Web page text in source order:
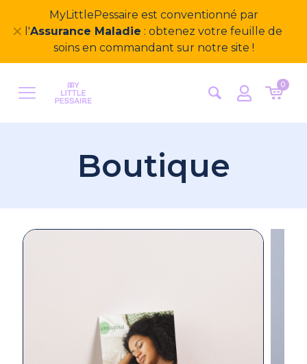
Bienvenue sur notre nouveau site
MyLittlePessaire ! Nous avons hâte d'avoir vos
retours
✕
0
Boutique